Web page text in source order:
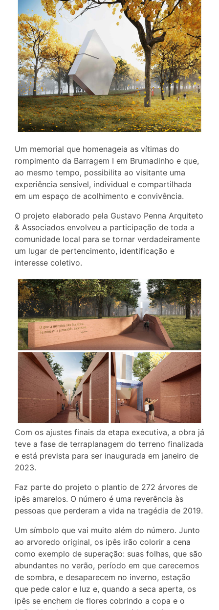
Um memorial que homenageia as vítimas do
rompimento da Barragem I em Brumadinho e que,
ao mesmo tempo, possibilita ao visitante uma
experiência sensível, individual e compartilhada
em um espaço de acolhimento e convivência.
O projeto elaborado pela Gustavo Penna Arquiteto
& Associados envolveu a participação de toda a
comunidade local para se tornar verdadeiramente
um lugar de pertencimento, identificação e
interesse coletivo.
Com os ajustes finais da etapa executiva, a obra já
teve a fase de terraplanagem do terreno finalizada
e está prevista para ser inaugurada em janeiro de
2023.
Faz parte do projeto o plantio de 272 árvores de
ipês amarelos. O número é uma reverência às
pessoas que perderam a vida na tragédia de 2019.
Um símbolo que vai muito além do número. Junto
ao arvoredo original, os ipês irão colorir a cena
como exemplo de superação: suas folhas, que são
abundantes no verão, período em que carecemos
de sombra, e desaparecem no inverno, estação
que pede calor e luz e, quando a seca aperta, os
ipês se enchem de flores cobrindo a copa e o